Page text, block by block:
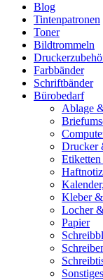
Blog
Tintenpatronen
Toner
Bildtrommeln
Farbbänder
Schriftbänder
Bürobedarf
Ablage
Drucker
Kleber
Locher
Papier
Sonstiges